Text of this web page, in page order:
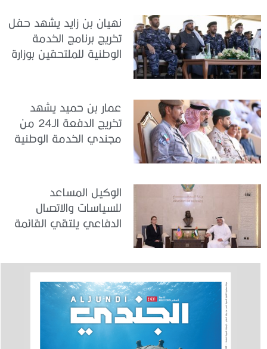
نهيان بن زايد يشهد حفل
تخريج برنامج الخدمة
الوطنية للملتحقين بوزارة
عمار بن حميد يشهد
تخريج الدفعة الـ24 من
مجندي الخدمة الوطنية
الوكيل المساعد
للسياسات والاتصال
الدفاعي يلتقي القائمة